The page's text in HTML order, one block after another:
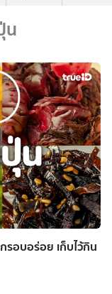
น
อบอร่อย เก็บไว้กิน